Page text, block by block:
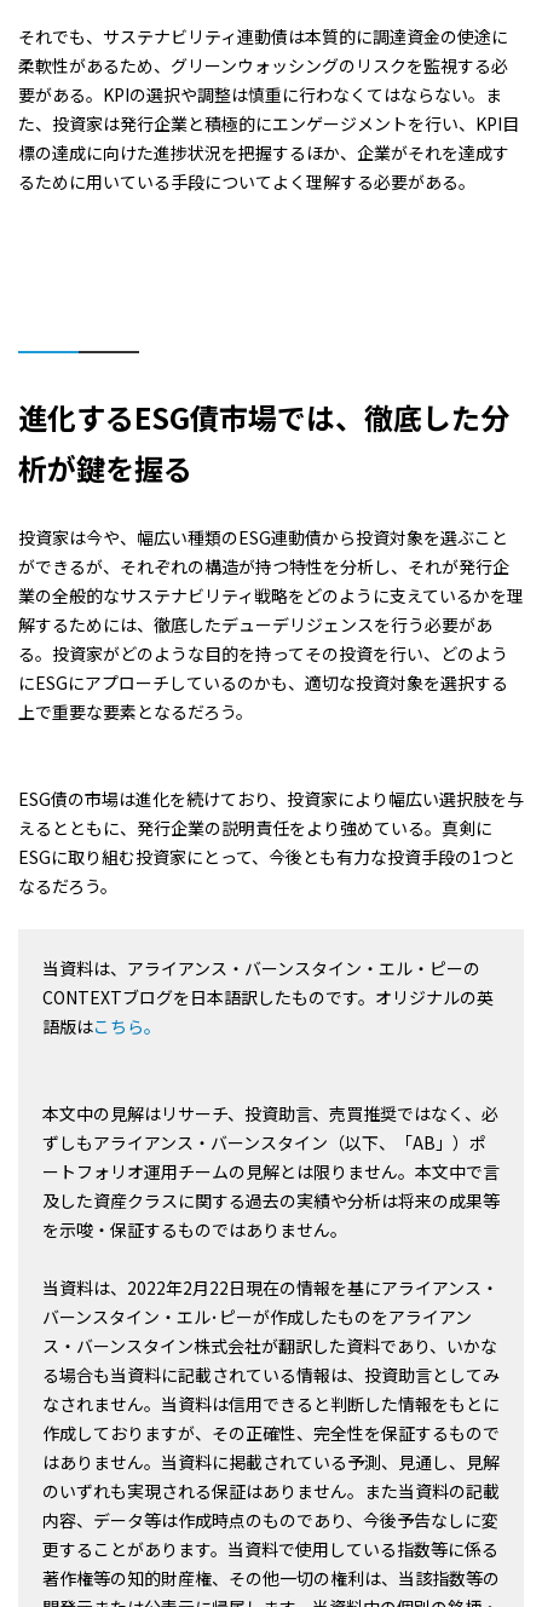
それでも、サステナビリティ連動債は本質的に調達資金の使途に
柔軟性があるため、グリーンウォッシングのリスクを監視する必
要がある。KPIの選択や調整は慎重に行わなくてはならない。ま
た、投資家は発行企業と積極的にエンゲージメントを行い、KPI目
標の達成に向けた進捗状況を把握するほか、企業がそれを達成す
るために用いている手段についてよく理解する必要がある。
進化するESG債市場では、徹底した分
析が鍵を握る
投資家は今や、幅広い種類のESG連動債から投資対象を選ぶこと
ができるが、それぞれの構造が持つ特性を分析し、それが発行企
業の全般的なサステナビリティ戦略をどのように支えているかを理
解するためには、徹底したデューデリジェンスを行う必要があ
る。投資家がどのような目的を持ってその投資を行い、どのよう
にESGにアプローチしているのかも、適切な投資対象を選択する
上で重要な要素となるだろう。
ESG債の市場は進化を続けており、投資家により幅広い選択肢を与
えるとともに、発行企業の説明責任をより強めている。真剣に
ESGに取り組む投資家にとって、今後とも有力な投資手段の1つと
なるだろう。
当資料は、アライアンス・バーンスタイン・エル・ピーの
CONTEXTブログを日本語訳したものです。オリジナルの英
語版はこちら。
本文中の見解はリサーチ、投資助言、売買推奨ではなく、必
ずしもアライアンス・バーンスタイン（以下、「AB」）ポ
ートフォリオ運用チームの見解とは限りません。本文中で言
及した資産クラスに関する過去の実績や分析は将来の成果等
を示唆・保証するものではありません。
当資料は、2022年2月22日現在の情報を基にアライアンス・
バーンスタイン・エル･ピーが作成したものをアライアン
ス・バーンスタイン株式会社が翻訳した資料であり、いかな
る場合も当資料に記載されている情報は、投資助言としてみ
なされません。当資料は信用できると判断した情報をもとに
作成しておりますが、その正確性、完全性を保証するもので
はありません。当資料に掲載されている予測、見通し、見解
のいずれも実現される保証はありません。また当資料の記載
内容、データ等は作成時点のものであり、今後予告なしに変
更することがあります。当資料で使用している指数等に係る
著作権等の知的財産権、その他一切の権利は、当該指数等の